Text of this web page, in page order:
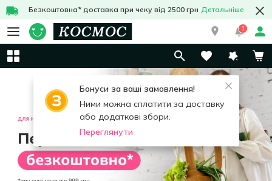
Безкоштовна* доставка при чеку від 2500 грн Детальніше
1
Бонуси за ваші замовлення!
Ними можна сплатити за доставку
або додаткові збори.
Переглянути